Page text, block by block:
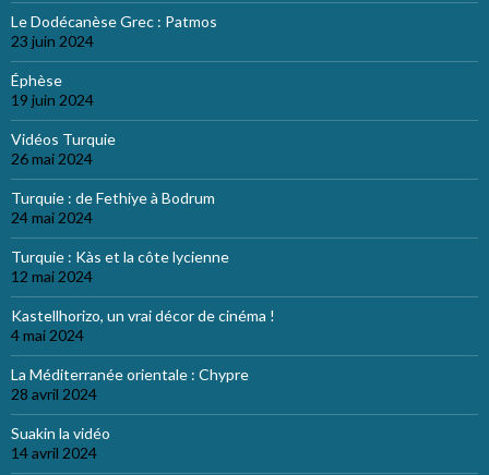
Le Dodécanèse Grec : Patmos
23 juin 2024
Éphèse
19 juin 2024
Vidéos Turquie
26 mai 2024
Turquie : de Fethiye à Bodrum
24 mai 2024
Turquie : Kàs et la côte lycienne
12 mai 2024
Kastellhorizo, un vrai décor de cinéma !
4 mai 2024
La Méditerranée orientale : Chypre
28 avril 2024
Suakin la vidéo
14 avril 2024